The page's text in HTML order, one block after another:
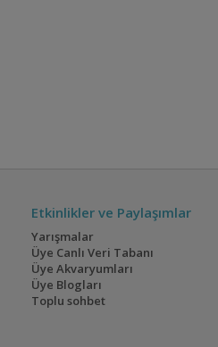
Etkinlikler ve Paylaşımlar
Yarışmalar
Üye Canlı Veri Tabanı
Üye Akvaryumları
Üye Blogları
Toplu sohbet